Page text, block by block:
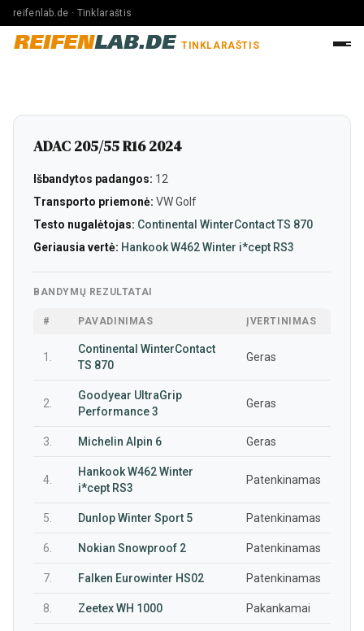
reifenlab.de · Tinklaraštis
REIFENLAB.DE TINKLARAŠTIS
ADAC 205/55 R16 2024
Išbandytos padangos: 12
Transporto priemonė: VW Golf
Testo nugalėtojas: Continental WinterContact TS 870
Geriausia vertė: Hankook W462 Winter i*cept RS3
BANDYMŲ REZULTATAI
# PAVADINIMAS ĮVERTINIMAS
1.
Continental WinterContact
TS 870
Geras
2.
Goodyear UltraGrip
Performance 3
Geras
3. Michelin Alpin 6 Geras
4.
Hankook W462 Winter
i*cept RS3
Patenkinamas
5. Dunlop Winter Sport 5 Patenkinamas
6. Nokian Snowproof 2 Patenkinamas
7. Falken Eurowinter HS02 Patenkinamas
8. Zeetex WH 1000 Pakankamai